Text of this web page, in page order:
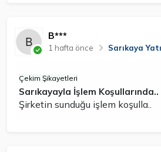
B***
1 hafta önce Sarıkaya
Çekim Şikayetleri
Sarıkayayla İşlem Koşullarında..
Şirketin sunduğu işlem koşulla..